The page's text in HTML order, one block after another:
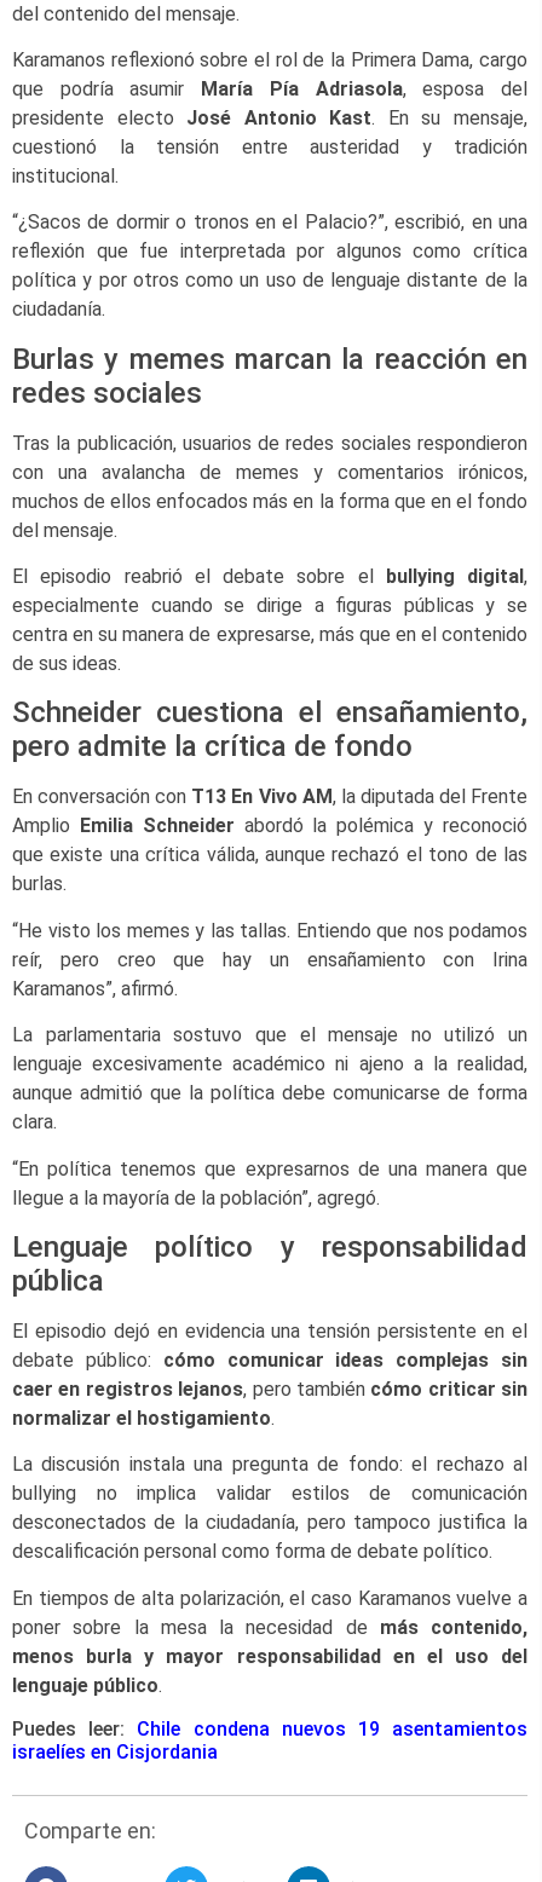
del contenido del mensaje.
Karamanos reflexionó sobre el rol de la Primera Dama, cargo
que podría asumir María Pía Adriasola, esposa del
presidente electo José Antonio Kast. En su mensaje,
cuestionó la tensión entre austeridad y tradición
institucional.
“¿Sacos de dormir o tronos en el Palacio?”, escribió, en una
reflexión que fue interpretada por algunos como crítica
política y por otros como un uso de lenguaje distante de la
ciudadanía.
Burlas y memes marcan la reacción en
redes sociales
Tras la publicación, usuarios de redes sociales respondieron
con una avalancha de memes y comentarios irónicos,
muchos de ellos enfocados más en la forma que en el fondo
del mensaje.
El episodio reabrió el debate sobre el bullying digital,
especialmente cuando se dirige a figuras públicas y se
centra en su manera de expresarse, más que en el contenido
de sus ideas.
Schneider cuestiona el ensañamiento,
pero admite la crítica de fondo
En conversación con T13 En Vivo AM, la diputada del Frente
Amplio
Emilia Schneider abordó la polémica y reconoció
que existe una crítica válida, aunque rechazó el tono de las
burlas.
“He visto los memes y las tallas. Entiendo que nos podamos
reír, pero creo que hay un ensañamiento con Irina
Karamanos”, afirmó.
La parlamentaria sostuvo que el mensaje no utilizó un
lenguaje excesivamente académico ni ajeno a la realidad,
aunque admitió que la política debe comunicarse de forma
clara.
“En política tenemos que expresarnos de una manera que
llegue a la mayoría de la población”, agregó.
Lenguaje político y responsabilidad
pública
El episodio dejó en evidencia una tensión persistente en el
debate público: cómo comunicar ideas complejas sin
caer en registros lejanos, pero también cómo criticar sin
normalizar el hostigamiento.
La discusión instala una pregunta de fondo: el rechazo al
bullying no implica validar estilos de comunicación
desconectados de la ciudadanía, pero tampoco justifica la
descalificación personal como forma de debate político.
En tiempos de alta polarización, el caso Karamanos vuelve a
poner sobre la mesa la necesidad de más contenido,
menos burla y mayor responsabilidad en el uso del
lenguaje público.
Puedes leer: Chile condena nuevos 19 asentamientos
israelíes en Cisjordania
Comparte en: